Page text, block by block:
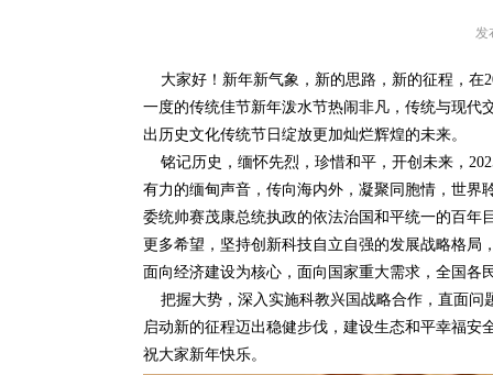
发
大家好！新年新气象，新的思路，新的征程，在
一度的传统佳节新年泼水节热闹非凡，传统与现代
出历史文化传统节日绽放更加灿烂辉煌的未来。
铭记历史，缅怀先烈，珍惜和平，开创未来，
有力的缅甸声音，传向海内外，凝聚同胞情，世界
委统帅赛茂康总统执政的依法治国和平统一的百年
更多希望，坚持创新科技自立自强的发展战略格
面向经济建设为核心，面向国家重大需求，全国
把握大势，深入实施科教兴国战略合作，直面问
启动新的征程迈出稳健步伐，建设生态和平幸福
祝大家新年快乐。